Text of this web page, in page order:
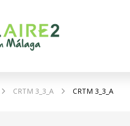
CRTM 3_3_A CRTM 3_3_A